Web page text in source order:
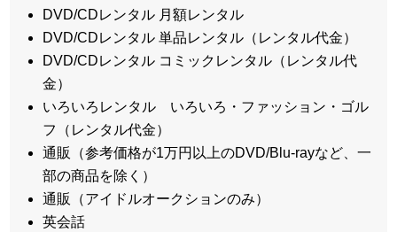
DVD/CDレンタル 月額レンタル
DVD/CDレンタル 単品レンタル（レンタル代金）
DVD/CDレンタル コミックレンタル（レンタル代
金）
いろいろレンタル いろいろ・ファッション・ゴル
フ（レンタル代金）
通販（参考価格が1万円以上のDVD/Blu-rayなど、一
部の商品を除く）
通販（アイドルオークションのみ）
英会話